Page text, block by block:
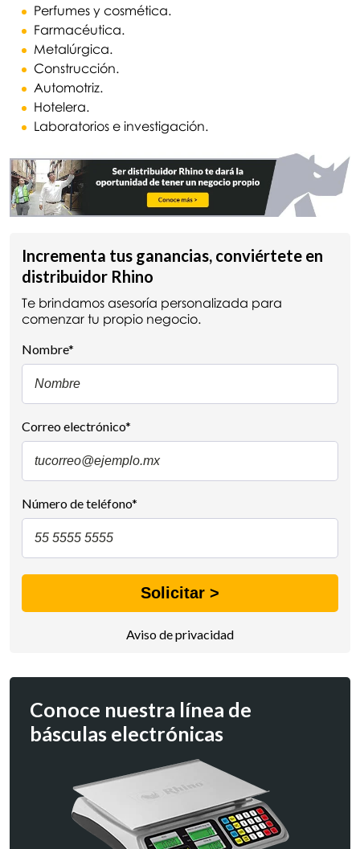
Perfumes y cosmética.
Farmacéutica.
Metalúrgica.
Construcción.
Automotriz.
Hotelera.
Laboratorios e investigación.
Incrementa tus ganancias, conviértete en
distribuidor Rhino
Te brindamos asesoría personalizada para
comenzar tu propio negocio.
Nombre*
Correo electrónico*
Número de teléfono*
Aviso de privacidad
Conoce nuestra línea de
básculas electrónicas